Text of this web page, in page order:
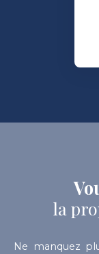
la
Ne manquez